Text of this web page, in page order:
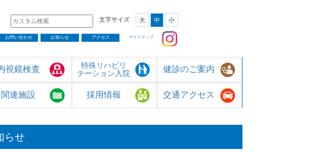
文字サイズ 大 中 小
お問い合わせ お知らせ アクセス サイトマップ
視鏡検査
特殊リハビリ
テーション入院
健診のご案内
関連施設 採用情報 交通アクセス
らせ